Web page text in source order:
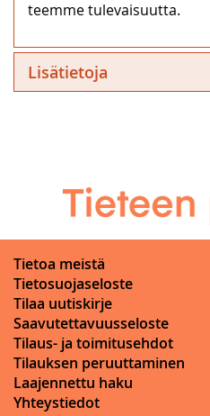
teemme tulevaisuutta.
Lisätietoja
Tietoa meistä
Tietosuojaseloste
Tilaa uutiskirje
Saavutettavuusseloste
Tilaus- ja toimitusehdot
Tilauksen peruuttaminen
Laajennettu haku
Yhteystiedot